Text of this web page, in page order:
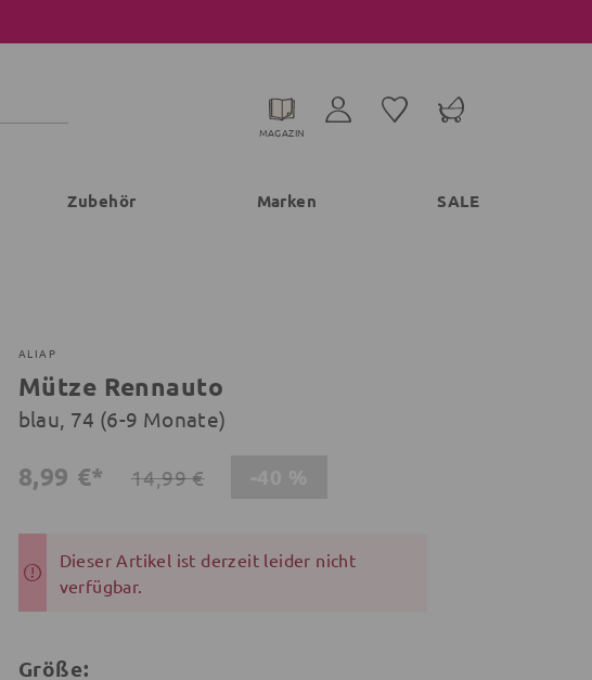
MAGAZIN
Zubehör Marken SALE
ALIAP
Mütze Rennauto
blau, 74 (6-9 Monate)
8,99 €* 14,99 €
Dieser Artikel ist derzeit leider nicht
verfügbar.
Größe: